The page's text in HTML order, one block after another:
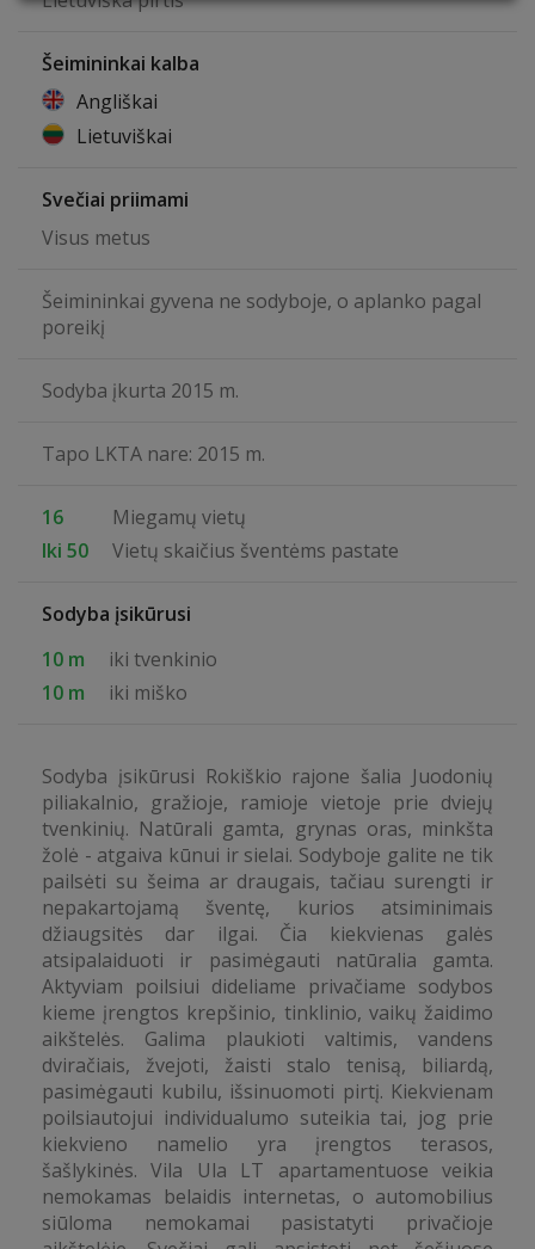
Šeimininkai kalba
Angliškai
Lietuviškai
Svečiai priimami
Visus metus
Šeimininkai gyvena ne sodyboje, o aplanko pagal
poreikį
Sodyba įkurta 2015 m.
Tapo LKTA nare: 2015 m.
16
Miegamų vietų
Iki 50
Vietų skaičius šventėms pastate
Sodyba įsikūrusi
10 m
iki tvenkinio
10 m
iki miško
Sodyba įsikūrusi Rokiškio rajone šalia Juodonių
piliakalnio, gražioje, ramioje vietoje prie dviejų
tvenkinių. Natūrali gamta, grynas oras, minkšta
žolė - atgaiva kūnui ir sielai. Sodyboje galite ne tik
pailsėti su šeima ar draugais, tačiau surengti ir
nepakartojamą šventę, kurios atsiminimais
džiaugsitės dar ilgai. Čia kiekvienas galės
atsipalaiduoti ir pasimėgauti natūralia gamta.
Aktyviam poilsiui dideliame privačiame sodybos
kieme įrengtos krepšinio, tinklinio, vaikų žaidimo
aikštelės. Galima plaukioti valtimis, vandens
dviračiais, žvejoti, žaisti stalo tenisą, biliardą,
pasimėgauti kubilu, išsinuomoti pirtį. Kiekvienam
poilsiautojui individualumo suteikia tai, jog prie
kiekvieno namelio yra įrengtos terasos,
šašlykinės. Vila Ula LT apartamentuose veikia
nemokamas belaidis internetas, o automobilius
siūloma nemokamai pasistatyti privačioje